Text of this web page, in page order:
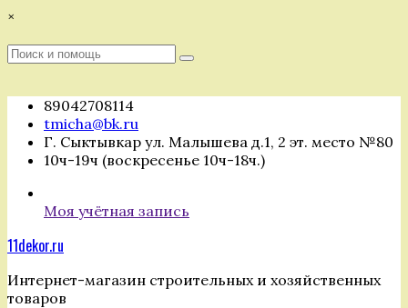
Перейти
содержимому
×
Поиск
Поиск
89042708114
tmicha@bk.ru
Г. Сыктывкар ул. Малышева д.1, 2 эт. место №80
10ч-19ч (воскресенье 10ч-18ч.)
Моя учётная запись
11dekor.ru
Интернет-магазин строительных и хозяйственных
товаров